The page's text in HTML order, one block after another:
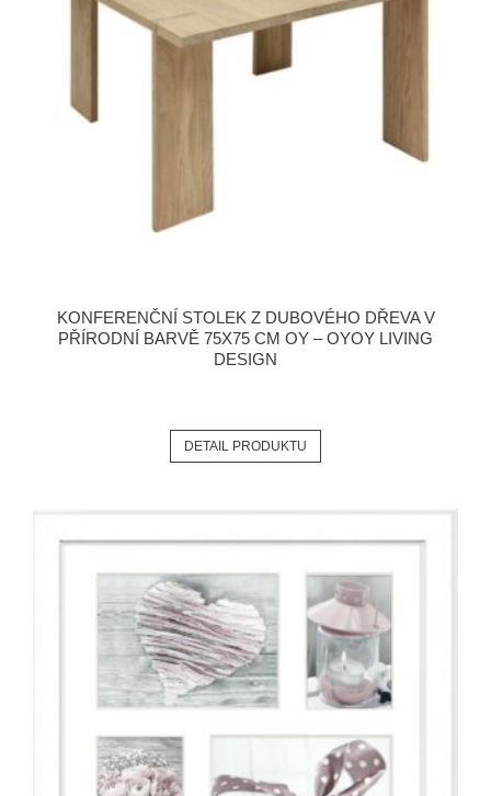
KONFERENČNÍ STOLEK Z DUBOVÉHO DŘEVA V
PŘÍRODNÍ BARVĚ 75X75 CM OY – OYOY LIVING
DESIGN
DETAIL PRODUKTU